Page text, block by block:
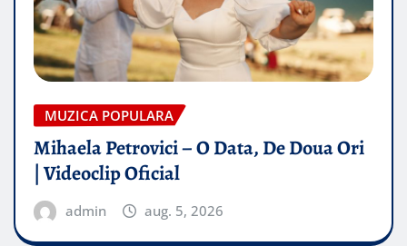
MUZICA POPULARA
Mihaela Petrovici – O Data, De Doua Ori
| Videoclip Oficial
admin aug. 5, 2026